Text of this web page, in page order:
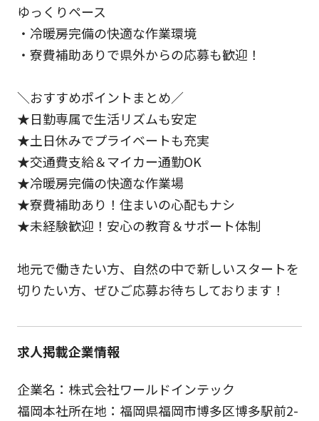
ゆっくりペース
・冷暖房完備の快適な作業環境
・寮費補助ありで県外からの応募も歓迎！
＼おすすめポイントまとめ／
★日勤専属で生活リズムも安定
★土日休みでプライベートも充実
★交通費支給＆マイカー通勤OK
★冷暖房完備の快適な作業場
★寮費補助あり！住まいの心配もナシ
★未経験歓迎！安心の教育＆サポート体制
地元で働きたい方、自然の中で新しいスタートを
切りたい方、ぜひご応募お待ちしております！
求人掲載企業情報
企業名：株式会社ワールドインテック
福岡本社所在地：福岡県福岡市博多区博多駅前2-